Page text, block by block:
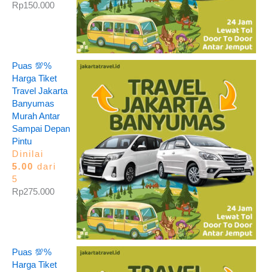
Rp150.000
Puas 💯%
Harga Tiket
Travel Jakarta
Banyumas
Murah Antar
Sampai Depan
Pintu
Dinilai
5.00 dari
5
Rp275.000
Puas 💯%
Harga Tiket